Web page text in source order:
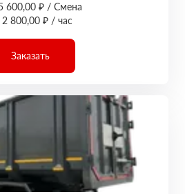
600,00 ₽ / Смена
2 800,00 ₽ / час
Заказать